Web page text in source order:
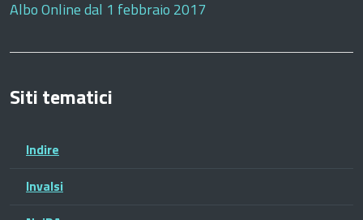
Albo Online dal 1 febbraio 2017
Siti tematici
Indire
Invalsi